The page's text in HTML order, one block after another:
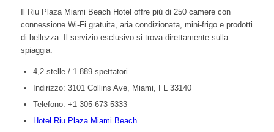
Il Riu Plaza Miami Beach Hotel offre più di 250 camere con
connessione Wi-Fi gratuita, aria condizionata, mini-frigo e prodotti
di bellezza. Il servizio esclusivo si trova direttamente sulla
spiaggia.
4,2 stelle / 1.889 spettatori
Indirizzo: 3101 Collins Ave, Miami, FL 33140
Telefono: +1 305-673-5333
Hotel Riu Plaza Miami Beach